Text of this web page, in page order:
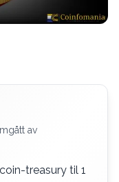
av
treasury til 1